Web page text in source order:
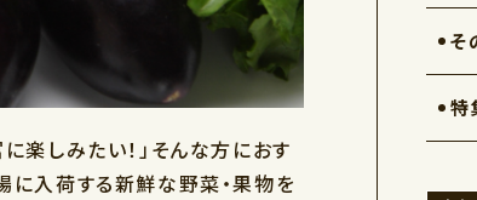
楽しみたい！」そんな方におす
に入荷する新鮮な野菜・果物を
そ
特